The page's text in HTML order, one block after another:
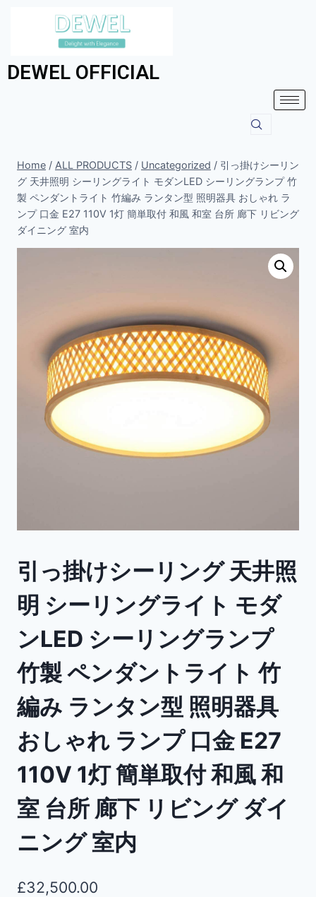
DEWEL OFFICIAL
Home / ALL PRODUCTS / Uncategorized / 引っ掛けシーリン
グ 天井照明 シーリングライト モダンLED シーリングランプ 竹
製 ペンダントライト 竹編み ランタン型 照明器具 おしゃれ ラ
ンプ 口金 E27 110V 1灯 簡単取付 和風 和室 台所 廊下 リビング
ダイニング 室内
引っ掛けシーリング 天井照
明 シーリングライト モダ
ンLED シーリングランプ
竹製 ペンダントライト 竹
編み ランタン型 照明器具
おしゃれ ランプ 口金 E27
110V 1灯 簡単取付 和風 和
室 台所 廊下 リビング ダイ
ニング 室内
£32,500.00